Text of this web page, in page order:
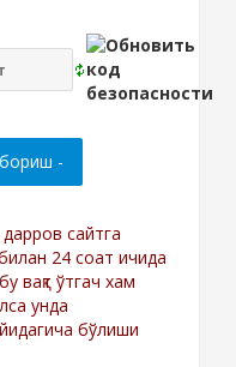
сайтга
24 соат ичида
вақт ўтгач хам
унда
бўлиши